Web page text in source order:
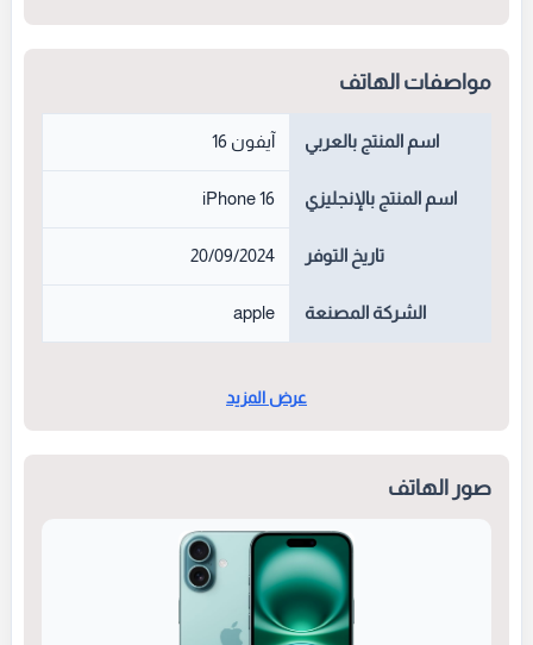
مواصفات الهاتف
اسم المنتج بالعربي آيفون 16
اسم المنتج بالإنجليزي iPhone 16
تاريخ التوفر 20/09/2024
الشركة المصنعة apple
عرض المزيد
صور الهاتف